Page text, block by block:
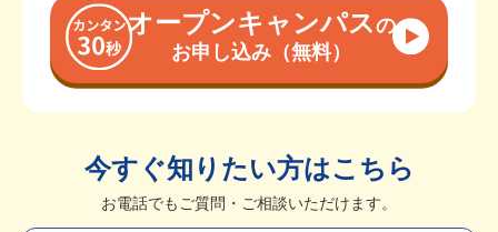
オープンキャンパスの
お申し込み（無料）
今すぐ知りたい方はこちら
お電話でもご質問・ご相談いただけます。